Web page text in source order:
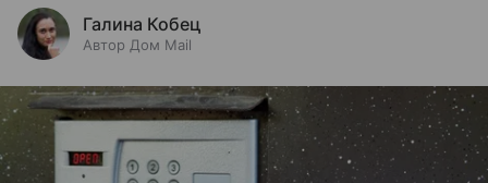
Галина Кобец
Автор Дом Mail